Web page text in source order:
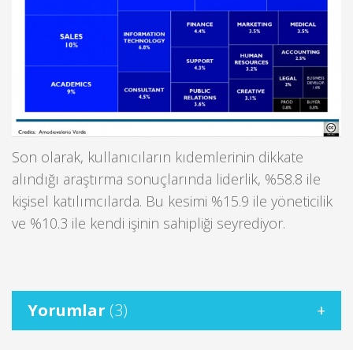
Son olarak, kullanıcıların kıdemlerinin dikkate
alındığı araştırma sonuçlarında liderlik, %58.8 ile
kişisel katılımcılarda. Bu kesimi %15.9 ile yöneticilik
ve %10.3 ile kendi işinin sahipliği seyrediyor.
Yorumlar (3)